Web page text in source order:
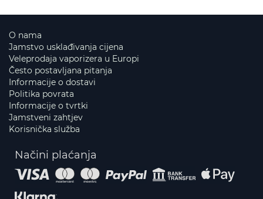
O nama
Jamstvo usklađivanja cijena
Veleprodaja vaporizera u Europi
Često postavljana pitanja
Informacije o dostavi
Politika povrata
Informacije o tvrtki
Jamstveni zahtjev
Korisnička služba
Načini plaćanja